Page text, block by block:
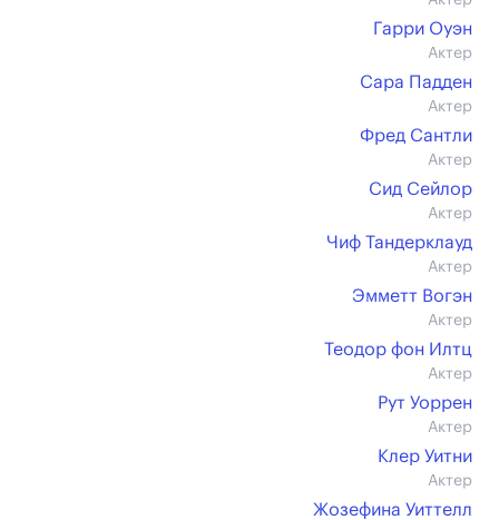
Гарри Оуэн
Актер
Сара Падден
Актер
Фред Сантли
Актер
Сид Сейлор
Актер
Чиф Тандерклауд
Актер
Эмметт Вогэн
Актер
Теодор фон Илтц
Актер
Рут Уоррен
Актер
Клер Уитни
Актер
Жозефина Уиттелл